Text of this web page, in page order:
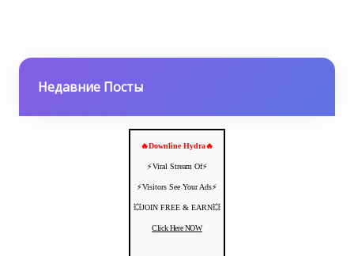
Недавние Посты
🔥Downline Hydra🔥
⚡️Viral Stream Of⚡️
⚡️Visitors See Your Ads⚡
💥JOIN FREE & EARN💥
Click Here NOW